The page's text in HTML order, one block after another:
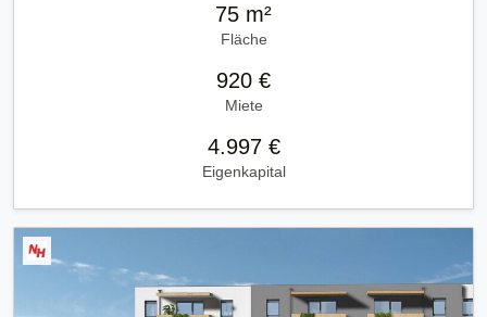
75 m²
Fläche
920 €
Miete
4.997 €
Eigenkapital